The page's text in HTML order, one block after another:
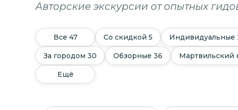
Авторские экскурсии от опытных
Все 47 Со скидкой 5 Индивидуальные
За городом 30 Обзорные 36 Мартвильский
Ещё